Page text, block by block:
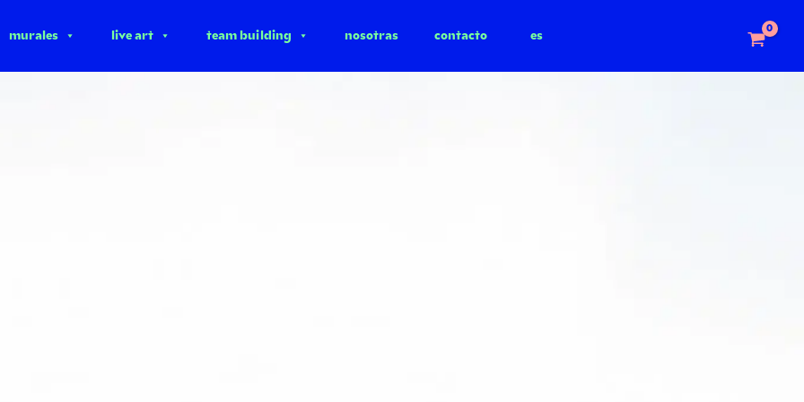
murales live art team building nosotras contacto es